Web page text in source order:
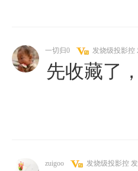
一切归0 发烧级投影控
先收藏了
zuigoo 发烧级投影控